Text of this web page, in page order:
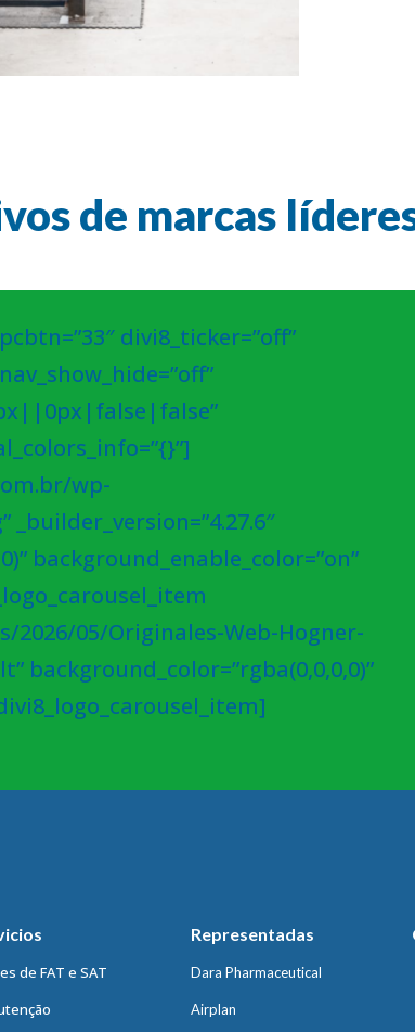
de marcas
divi8_ticker=”off”
wp-
background_enable_color=”on”
05/Originales-Web-Hogner-
background_color=”rgba(0,0,0,0)”
de FAT e SAT
Representadas
Dara Pharmaceutical
Airplan